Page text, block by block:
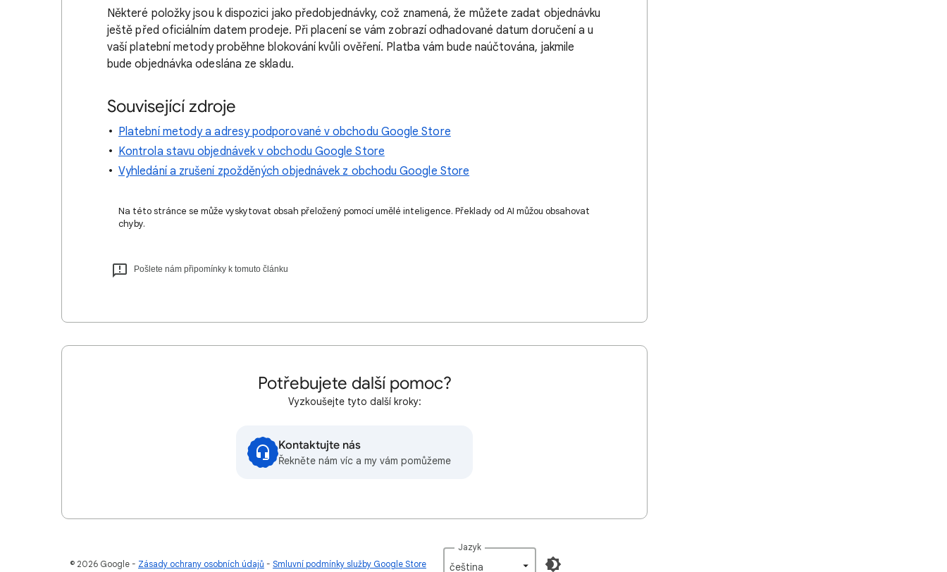
Některé položky jsou k dispozici jako předobjednávky, což znamená, že můžete zadat objednávku
ještě před oficiálním datem prodeje. Při placení se vám zobrazí odhadované datum doručení a u
vaší platební metody proběhne blokování kvůli ověření. Platba vám bude naúčtována, jakmile
bude objednávka odeslána ze skladu.
Související zdroje
Platební metody a adresy podporované v obchodu Google Store
Kontrola stavu objednávek v obchodu Google Store
Vyhledání a zrušení zpožděných objednávek z obchodu Google Store
Na této stránce se může vyskytovat obsah přeložený pomocí umělé inteligence. Překlady od AI můžou obsahovat
chyby.
Pošlete nám připomínky k tomuto článku
Potřebujete další pomoc?
Vyzkoušejte tyto další kroky:
Kontaktujte nás
Řekněte nám víc a my vám pomůžeme
© 2026 Google Zásady ochrany osobních údajů Smluvní podmínky služby Google Store
Jazyk
čeština‎